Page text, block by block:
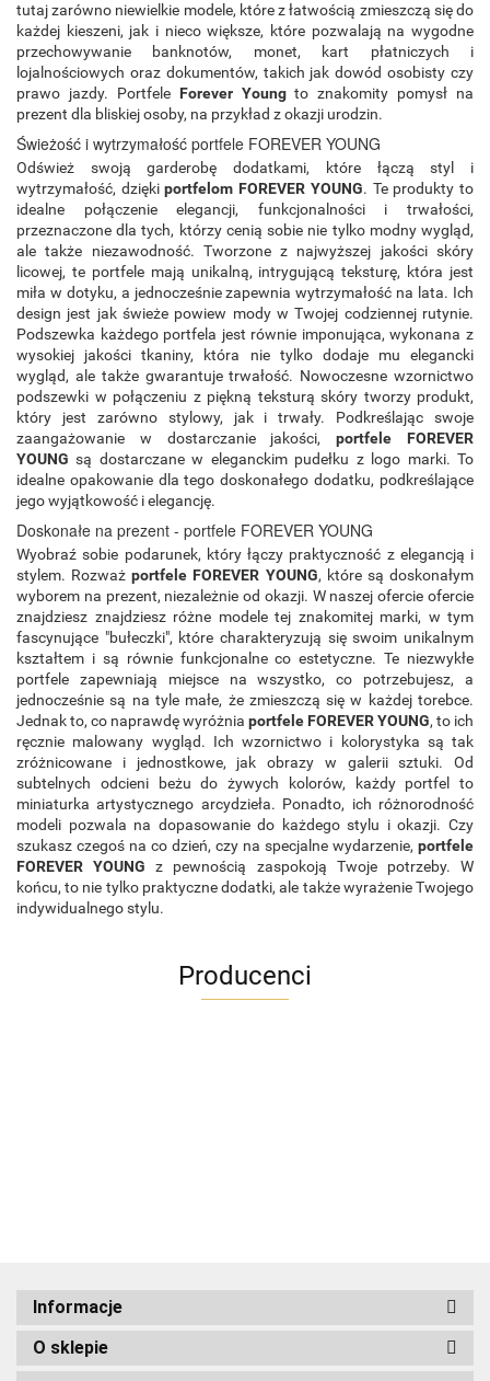
tutaj zarówno niewielkie modele, które z łatwością zmieszczą się do
każdej kieszeni, jak i nieco większe, które pozwalają na wygodne
przechowywanie banknotów, monet, kart płatniczych i
lojalnościowych oraz dokumentów, takich jak dowód osobisty czy
prawo jazdy. Portfele Forever Youngto znakomity pomysł na
prezent dla bliskiej osoby, na przykład z okazji urodzin.
Świeżość i wytrzymałość portfele FOREVER YOUNG
Odśwież swoją garderobę dodatkami, które łączą styl i
wytrzymałość, dziękiportfelom FOREVER YOUNG. Te produkty to
idealne połączenie elegancji, funkcjonalności i trwałości,
przeznaczone dla tych, którzy cenią sobie nie tylko modny wygląd,
ale także niezawodność. Tworzone z najwyższej jakości skóry
licowej, te portfele mają unikalną, intrygującą teksturę, która jest
miła w dotyku, a jednocześnie zapewnia wytrzymałość na lata. Ich
design jest jak świeże powiew mody w Twojej codziennej rutynie.
Podszewka każdego portfela jest równie imponująca, wykonana z
wysokiej jakości tkaniny, która nie tylko dodaje mu elegancki
wygląd, ale także gwarantuje trwałość. Nowoczesne wzornictwo
podszewki w połączeniu z piękną teksturą skóry tworzy produkt,
który jest zarówno stylowy, jak i trwały. Podkreślając swoje
zaangażowanie w dostarczanie jakości,portfele FOREVER
YOUNG są dostarczane w eleganckim pudełku z logo marki. To
idealne opakowanie dla tego doskonałego dodatku, podkreślające
jego wyjątkowość i elegancję.
Doskonałe na prezent - portfele FOREVER YOUNG
Wyobraź sobie podarunek, który łączy praktyczność z elegancją i
stylem. Rozważportfele FOREVER YOUNG, które są doskonałym
wyborem na prezent, niezależnie od okazji. W naszej ofercie ofercie
znajdziesz znajdziesz różne modele tej znakomitej marki, w tym
fascynujące "bułeczki", które charakteryzują się swoim unikalnym
kształtem i są równie funkcjonalne co estetyczne. Te niezwykłe
portfele zapewniają miejsce na wszystko, co potrzebujesz, a
jednocześnie są na tyle małe, że zmieszczą się w każdej torebce.
Jednak to, co naprawdę wyróżnia portfele FOREVER YOUNG, to ich
ręcznie malowany wygląd. Ich wzornictwo i kolorystyka są tak
zróżnicowane i jednostkowe, jak obrazy w galerii sztuki. Od
subtelnych odcieni beżu do żywych kolorów, każdy portfel to
miniaturka artystycznego arcydzieła. Ponadto, ich różnorodność
modeli pozwala na dopasowanie do każdego stylu i okazji. Czy
szukasz czegoś na co dzień, czy na specjalne wydarzenie, portfele
FOREVER YOUNG z pewnością zaspokoją Twoje potrzeby. W
końcu, to nie tylko praktyczne dodatki, ale także wyrażenie Twojego
indywidualnego stylu.
Producenci
Informacje
O sklepie